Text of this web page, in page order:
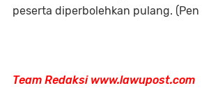
peserta diperbolehkan pulang. (Pen
Team Redaksi www.lawupost.com